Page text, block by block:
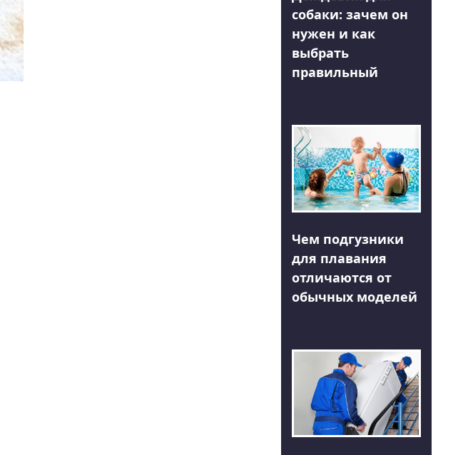
собаки: зачем он
нужен и как
выбрать
правильный
Чем подгузники
для плавания
отличаются от
обычных моделей